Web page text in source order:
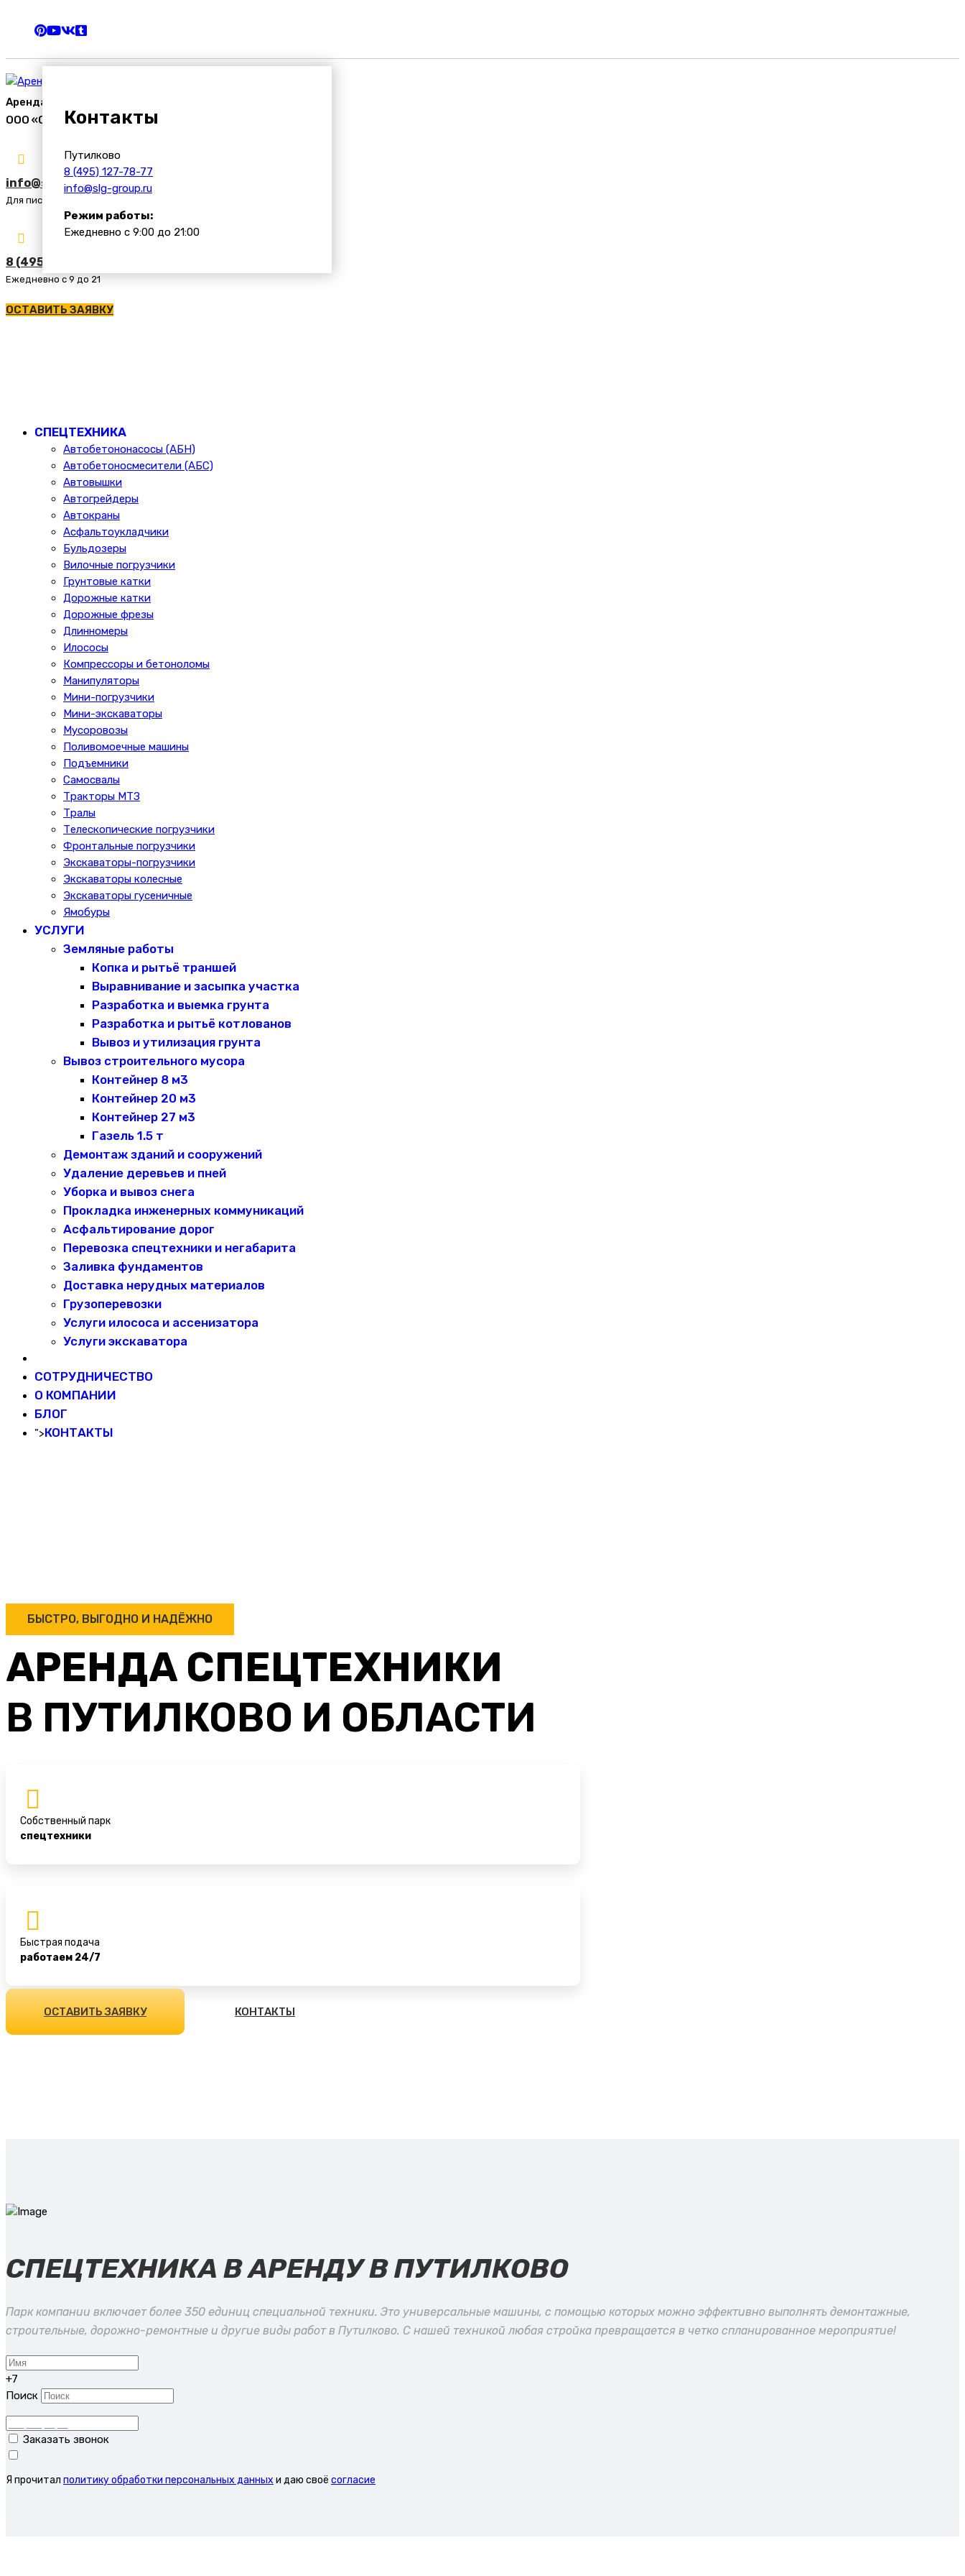
Аренда спецтехники
ООО «Строй Логистик Групп»
info@slg-group.ru
Для писем и заявок
8 (495) 127-78-77
Ежедневно с 9 до 21
ОСТАВИТЬ ЗАЯВКУ
СПЕЦТЕХНИКА
Автобетононасосы (АБН)
Автобетоносмесители (АБС)
Автовышки
Автогрейдеры
Автокраны
Асфальтоукладчики
Бульдозеры
Вилочные погрузчики
Грунтовые катки
Дорожные катки
Дорожные фрезы
Длинномеры
Илососы
Компрессоры и бетоноломы
Манипуляторы
Мини-погрузчики
Мини-экскаваторы
Мусоровозы
Поливомоечные машины
Подъемники
Самосвалы
Тракторы МТЗ
Тралы
Телескопические погрузчики
Фронтальные погрузчики
Экскаваторы-погрузчики
Экскаваторы колесные
Экскаваторы гусеничные
Ямобуры
УСЛУГИ
Земляные работы
Копка и рытьё траншей
Выравнивание и засыпка участка
Разработка и выемка грунта
Разработка и рытьё котлованов
Вывоз и утилизация грунта
Вывоз строительного мусора
Контейнер 8 м3
Контейнер 20 м3
Контейнер 27 м3
Газель 1.5 т
Демонтаж зданий и сооружений
Удаление деревьев и пней
Уборка и вывоз снега
Прокладка инженерных коммуникаций
Асфальтирование дорог
Перевозка спецтехники и негабарита
Заливка фундаментов
Доставка нерудных материалов
Грузоперевозки
Услуги илососа и ассенизатора
Услуги экскаватора
СОТРУДНИЧЕСТВО
О КОМПАНИИ
БЛОГ
">КОНТАКТЫ
БЫСТРО, ВЫГОДНО И НАДЁЖНО
АРЕНДА СПЕЦТЕХНИКИ
В ПУТИЛКОВО И ОБЛАСТИ
Собственный парк
спецтехники
Быстрая подача
работаем 24/7
ОСТАВИТЬ ЗАЯВКУ КОНТАКТЫ
СПЕЦТЕХНИКА В АРЕНДУ В ПУТИЛКОВО
Парк компании включает более 350 единиц специальной техники. Это универсальные машины, с помощью которых можно эффективно выполнять демонтажные,
строительные, дорожно-ремонтные и другие виды работ в Путилково. С нашей техникой любая стройка превращается в четко спланированное мероприятие!
+7
Поиск
Заказать звонок
Я прочитал политику обработки персональных данных и даю своё согласие
Контакты
Путилково
8 (495) 127-78-77
info@slg-group.ru
Режим работы:
Ежедневно с 9:00 до 21:00